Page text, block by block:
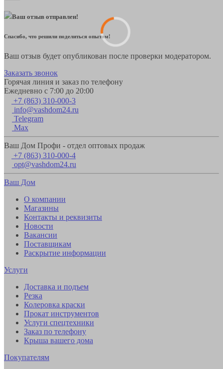
Ваш отзыв отправлен!
Спасибо, что решили поделиться опытом!
Ваш отзыв будет опубликован после проверки модератором.
Заказать звонок
Горячая линия и заказ по телефону
Ежедневно с 7:00 до 20:00
+7 (863) 310-000-3
info@vashdom24.ru
Telegram
Max
Ваш Дом Профи - отдел оптовых продаж
+7 (863) 310-000-4
opt@vashdom24.ru
Ваш Дом
О компании
Магазины
Контакты и реквизиты
Новости
Вакансии
Поставщикам
Раскрытие информации
Услуги
Доставка и подъем
Резка
Колеровка краски
Прокат инструментов
Услуги спецтехники
Заказ по телефону
Крыша вашего дома
Покупателям